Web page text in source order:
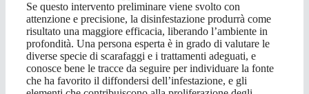
Se questo intervento preliminare viene svolto con
attenzione e precisione, la disinfestazione produrrà come
risultato una maggiore efficacia, liberando l’ambiente in
profondità. Una persona esperta è in grado di valutare le
diverse specie di scarafaggi e i trattamenti adeguati, e
conosce bene le tracce da seguire per individuare la fonte
che ha favorito il diffondersi dell’infestazione, e gli